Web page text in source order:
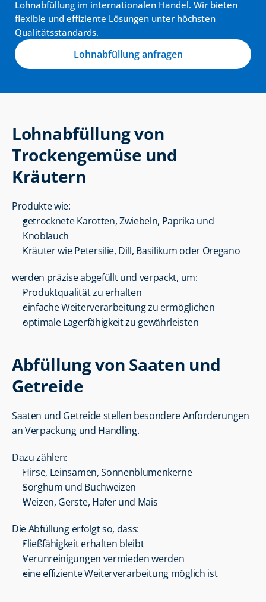
Lohnabfüllung im internationalen Handel. Wir bieten
flexible und effiziente Lösungen unter höchsten
Qualitätsstandards.
Lohnabfüllung anfragen
Lohnabfüllung von
Trockengemüse und
Kräutern
Produkte wie:
getrocknete Karotten, Zwiebeln, Paprika und
Knoblauch
Kräuter wie Petersilie, Dill, Basilikum oder Oregano
werden präzise abgefüllt und verpackt, um:
Produktqualität zu erhalten
einfache Weiterverarbeitung zu ermöglichen
optimale Lagerfähigkeit zu gewährleisten
Abfüllung von Saaten und
Getreide
Saaten und Getreide stellen besondere Anforderungen
an Verpackung und Handling.
Dazu zählen:
Hirse, Leinsamen, Sonnenblumenkerne
Sorghum und Buchweizen
Weizen, Gerste, Hafer und Mais
Die Abfüllung erfolgt so, dass:
Fließfähigkeit erhalten bleibt
Verunreinigungen vermieden werden
eine effiziente Weiterverarbeitung möglich ist